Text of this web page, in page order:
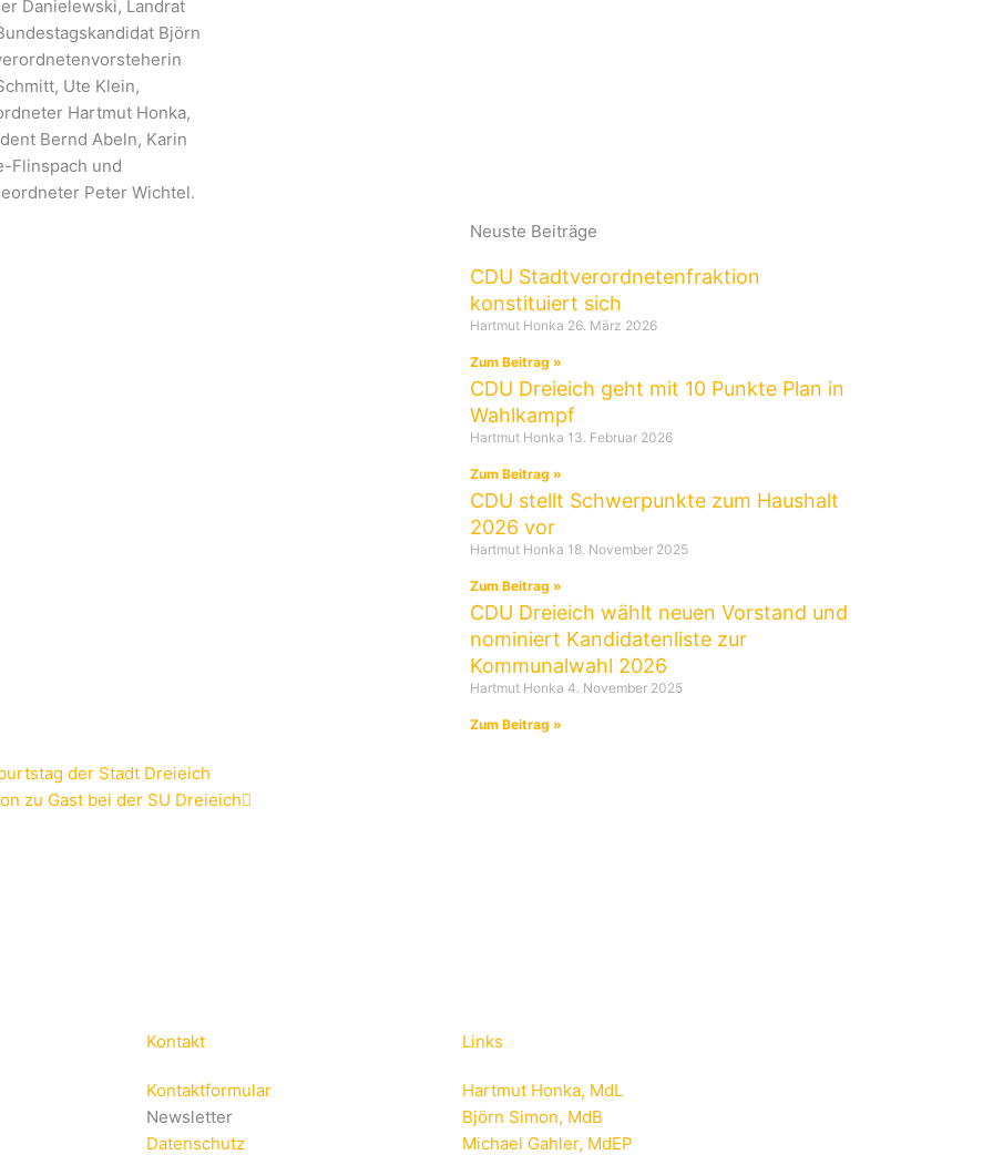
Danielewski, Landrat
Björn
Ute Klein,
Hartmut Honka,
Bernd Abeln, Karin
Flinspach und
Peter Wichtel.
Neuste Beiträge
CDU Stadtverordnetenfraktion
konstituiert sich
Hartmut Honka 26. März 2026
Zum Beitrag »
CDU Dreieich geht mit 10 Punkte Plan in
Wahlkampf
Hartmut Honka 13. Februar 2026
Zum Beitrag »
CDU stellt Schwerpunkte zum Haushalt
2026 vor
Hartmut Honka 18. November 2025
Zum Beitrag »
CDU Dreieich wählt neuen Vorstand und
nominiert Kandidatenliste zur
Kommunalwahl 2026
Hartmut Honka 4. November 2025
Zum Beitrag »
der Stadt Dreieich
zu Gast bei der SU Dreieich
Kontakt
Kontaktformular
Newsletter
Datenschutz
Links
Hartmut Honka, MdL
Björn Simon, MdB
Michael Gahler, MdEP